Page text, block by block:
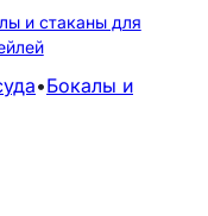
и стаканы для
•Бокалы и